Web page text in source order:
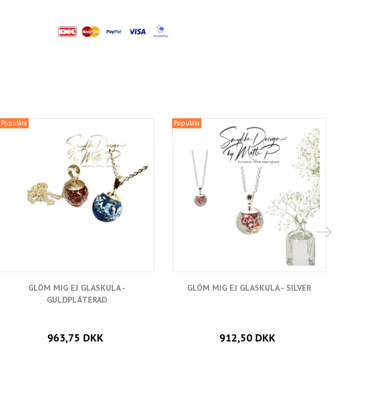
Populära
GLÖM MIG EJ GLASKULA -
GULDPLÄTERAD
963,75 DKK
Populära
GLÖM MIG EJ GLASKULA - SILVER
912,50 DKK